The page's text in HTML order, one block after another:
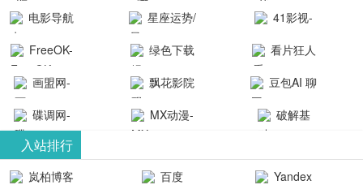
航-办公运营
院-哪吒影院
提供最新、
最全的高清
电影、电视
剧、动漫和
综艺节目免
费观看。平
台内容丰
画-官网
动漫综合
电影导航
- 免费看电影
就来这！ | 快
导航网-免费
看电影就来
这！收录大
量免费看电
星座运势/
最星座/美国
神婆星座网
41影视-
聚合最近好
看的电视剧
最新电影网
站-41影视为
成全短剧电
FreeOK-
FreeOK影视
官网-最新影
视资源|追剧
也很卷
绿色下载
吧
看片狂人
- 高清视频资
源免费在线
观看
画盟网-
画师联盟官
网
_huashilm.com_
动漫综合
飘花影院
网
豆包AI 聊
天智能对话
网页版入口
碟调网-
碟调网为您
提供最新电
MX动漫-
漫免费在线
破解基
整合当前互
入站排行
岚柏博客 百度
Yandex